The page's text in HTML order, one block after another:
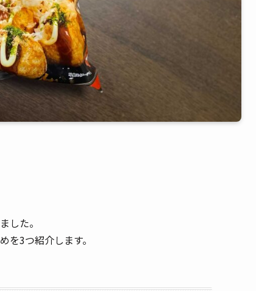
した。
3つ紹介します。